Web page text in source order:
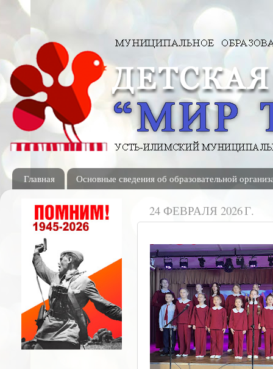
Главная Основные сведения об образовательной
24 ФЕВРАЛЯ 2026 Г.